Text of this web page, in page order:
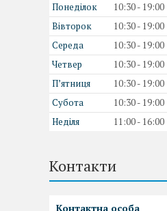
Понеділок 10:30
19:00
Вівторок
10:30
19:00
Середа
10:30
19:00
Четвер
10:30
19:00
Пʼятниця
10:30
19:00
Субота
10:30
19:00
Неділя
11:00 16:00
Контакти